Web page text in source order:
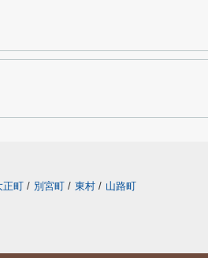
正町 / 別宮町 / 東村 / 山路町